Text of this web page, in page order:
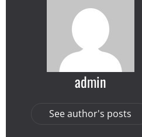
admin
See author's posts